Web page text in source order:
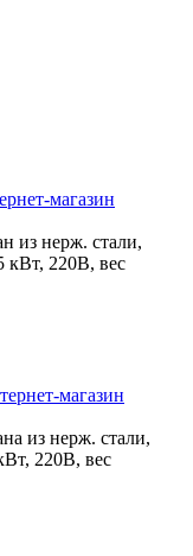
из нерж. стали,
кВт, 220В, вес
из нерж. стали,
220В, вес